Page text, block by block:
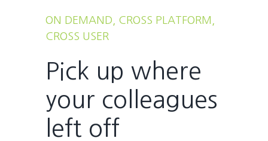
ON DEMAND, CROSS PLATFORM,
CROSS USER
Pick up where
your colleagues
left off